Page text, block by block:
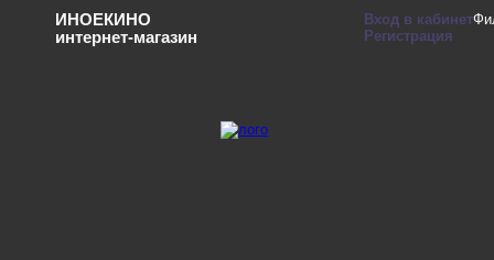
ИНОЕКИНО
интернет-магазин
Вход в кабинет
Регистрация